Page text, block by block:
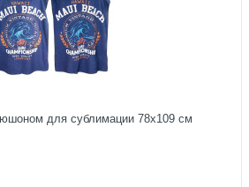
для сублимации 78х109 см